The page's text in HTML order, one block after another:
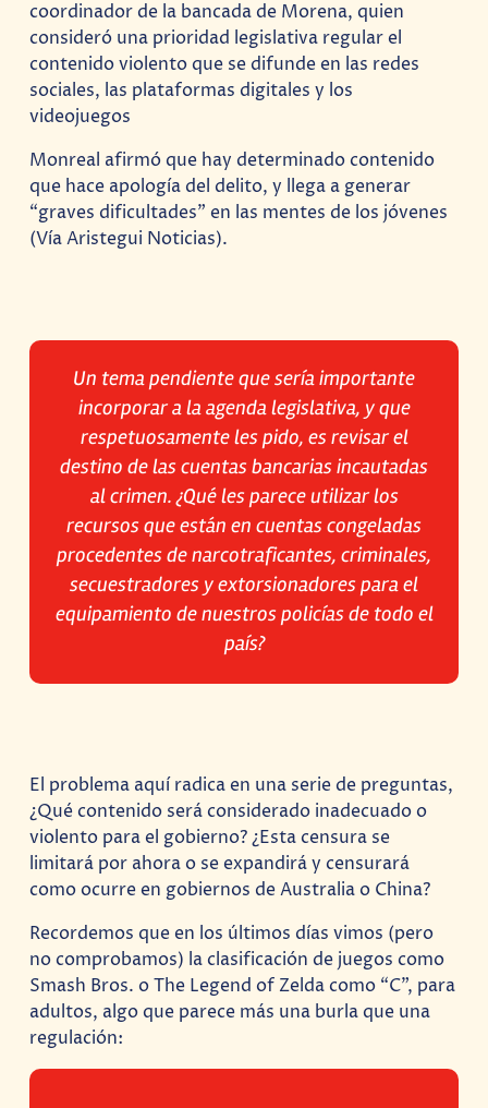
coordinador de la bancada de Morena, quien
consideró una prioridad legislativa regular el
contenido violento que se difunde en las redes
sociales, las plataformas digitales y los
videojuegos
Monreal afirmó que hay determinado contenido
que hace apología del delito, y llega a generar
“graves dificultades” en las mentes de los jóvenes
(Vía Aristegui Noticias).
Un tema pendiente que sería importante
incorporar a la agenda legislativa, y que
respetuosamente les pido, es revisar el
destino de las cuentas bancarias incautadas
al crimen. ¿Qué les parece utilizar los
recursos que están en cuentas congeladas
procedentes de narcotraficantes, criminales,
secuestradores y extorsionadores para el
equipamiento de nuestros policías de todo el
país?
El problema aquí radica en una serie de preguntas,
¿Qué contenido será considerado inadecuado o
violento para el gobierno? ¿Esta censura se
limitará por ahora o se expandirá y censurará
como ocurre en gobiernos de Australia o China?
Recordemos que en los últimos días vimos (pero
no comprobamos) la clasificación de juegos como
Smash Bros. o The Legend of Zelda como “C”, para
adultos, algo que parece más una burla que una
regulación: